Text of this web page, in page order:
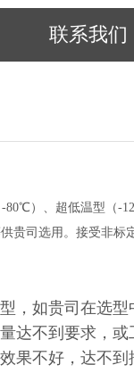
联系我们
-80℃）、超低温型（-
贵司选用。接受非标
，如贵司在选型
达不到要求，或
果不好，达不到